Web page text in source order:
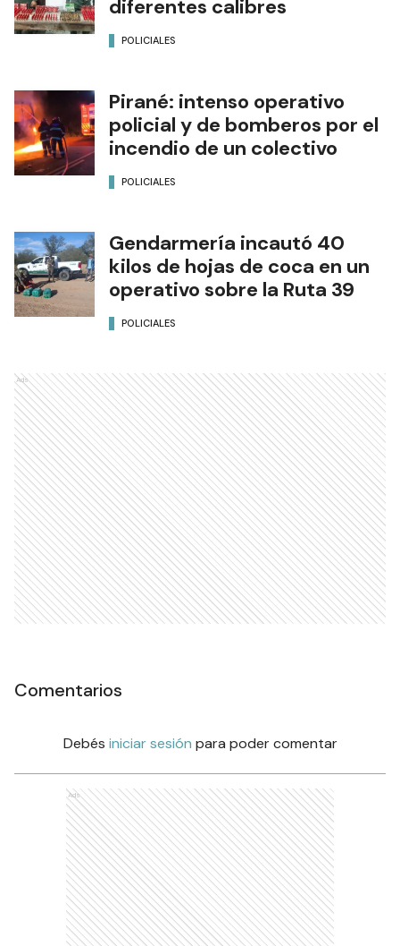
diferentes calibres
POLICIALES
Pirané: intenso operativo
policial y de bomberos por el
incendio de un colectivo
POLICIALES
Gendarmería incautó 40
kilos de hojas de coca en un
operativo sobre la Ruta 39
POLICIALES
Ads
Comentarios
Debés iniciar sesión para poder comentar
Ads